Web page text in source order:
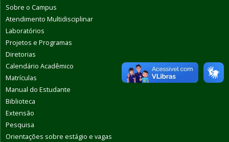
Sobre o Campus
Atendimento Multidisciplinar
Laboratórios
Projetos e Programas
Diretorias
Calendário Acadêmico
Matrículas
Manual do Estudante
Biblioteca
Extensão
Pesquisa
Orientações sobre estágio e vagas